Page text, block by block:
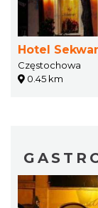
Hotel
Częstochowa
0.45 km